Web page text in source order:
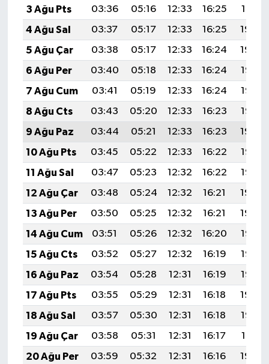
3 Ağu Pts
03:36 05:16 12:33 16:25
19:41
4 Ağu Sal
03:37 05:17 12:33 16:25
19:40
5 Ağu Çar
03:38 05:17 12:33 16:24
19:39
6 Ağu Per
03:40 05:18 12:33 16:24
19:38
7 Ağu Cum
03:41 05:19 12:33 16:24
19:37
8 Ağu Cts
03:43 05:20 12:33 16:23
19:35
9 Ağu Paz
03:44 05:21 12:33 16:23
19:34
10 Ağu Pts
03:45 05:22 12:33 16:22
19:33
11 Ağu Sal
03:47 05:23 12:32 16:22
19:32
12 Ağu Çar
03:48 05:24 12:32 16:21
19:30
13 Ağu Per
03:50 05:25 12:32 16:21
19:29
14 Ağu Cum
03:51 05:26 12:32 16:20
19:28
15 Ağu Cts
03:52 05:27 12:32 16:19
19:26
16 Ağu Paz
03:54 05:28 12:31 16:19
19:25
17 Ağu Pts
03:55 05:29 12:31 16:18
19:24
18 Ağu Sal
03:57 05:30 12:31 16:18
19:22
19 Ağu Çar
03:58 05:31 12:31 16:17
19:21
20 Ağu Per
03:59 05:32 12:31 16:16
19:20